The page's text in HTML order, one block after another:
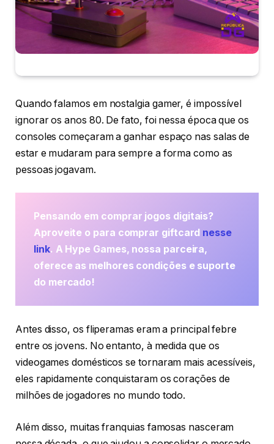
Quando falamos em nostalgia gamer, é impossível
ignorar os anos 80. De fato, foi nessa época que os
consoles começaram a ganhar espaço nas salas de
estar e mudaram para sempre a forma como as
pessoas jogavam.
Pensando em comprar jogos digitais?
Aproveite o para comprar giftcard nesse
link. A Hype Games, nossa parceira,
oferece as melhores condições e suporte
do mercado!
Antes disso, os fliperamas eram a principal febre
entre os jovens. No entanto, à medida que os
videogames domésticos se tornaram mais acessíveis,
eles rapidamente conquistaram os corações de
milhões de jogadores no mundo todo.
Além disso, muitas franquias famosas nasceram